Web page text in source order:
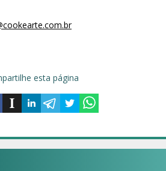
esta página